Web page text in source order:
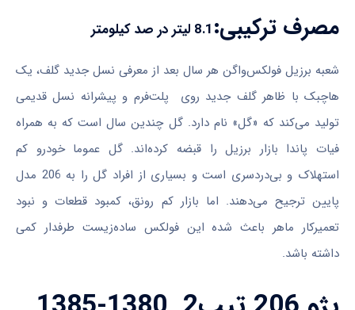
مصرف ترکیبی:8.1 لیتر در صد کیلومتر
شعبه برزیل فولکس‌واگن هر سال بعد از معرفی نسل جدید گلف، یک
هاچبک با ظاهر گلف جدید روی پلت‌فرم و پیشرانه‌ نسل قدیمی
تولید می‌کند که «گل» نام دارد. گل چندین سال است که به همراه
فیات پاندا بازار برزیل را قبضه کرده‌اند. گل عموما خودرو کم
استهلاک و بی‌دردسری است و بسیاری از افراد گل را به 206 مدل
پایین ترجیح می‌دهند. اما بازار کم رونق، کمبود قطعات و نبود
تعمیرکار ماهر باعث شده این فولکس ساده‌‌زیست طرفدار کمی
داشته باشد.